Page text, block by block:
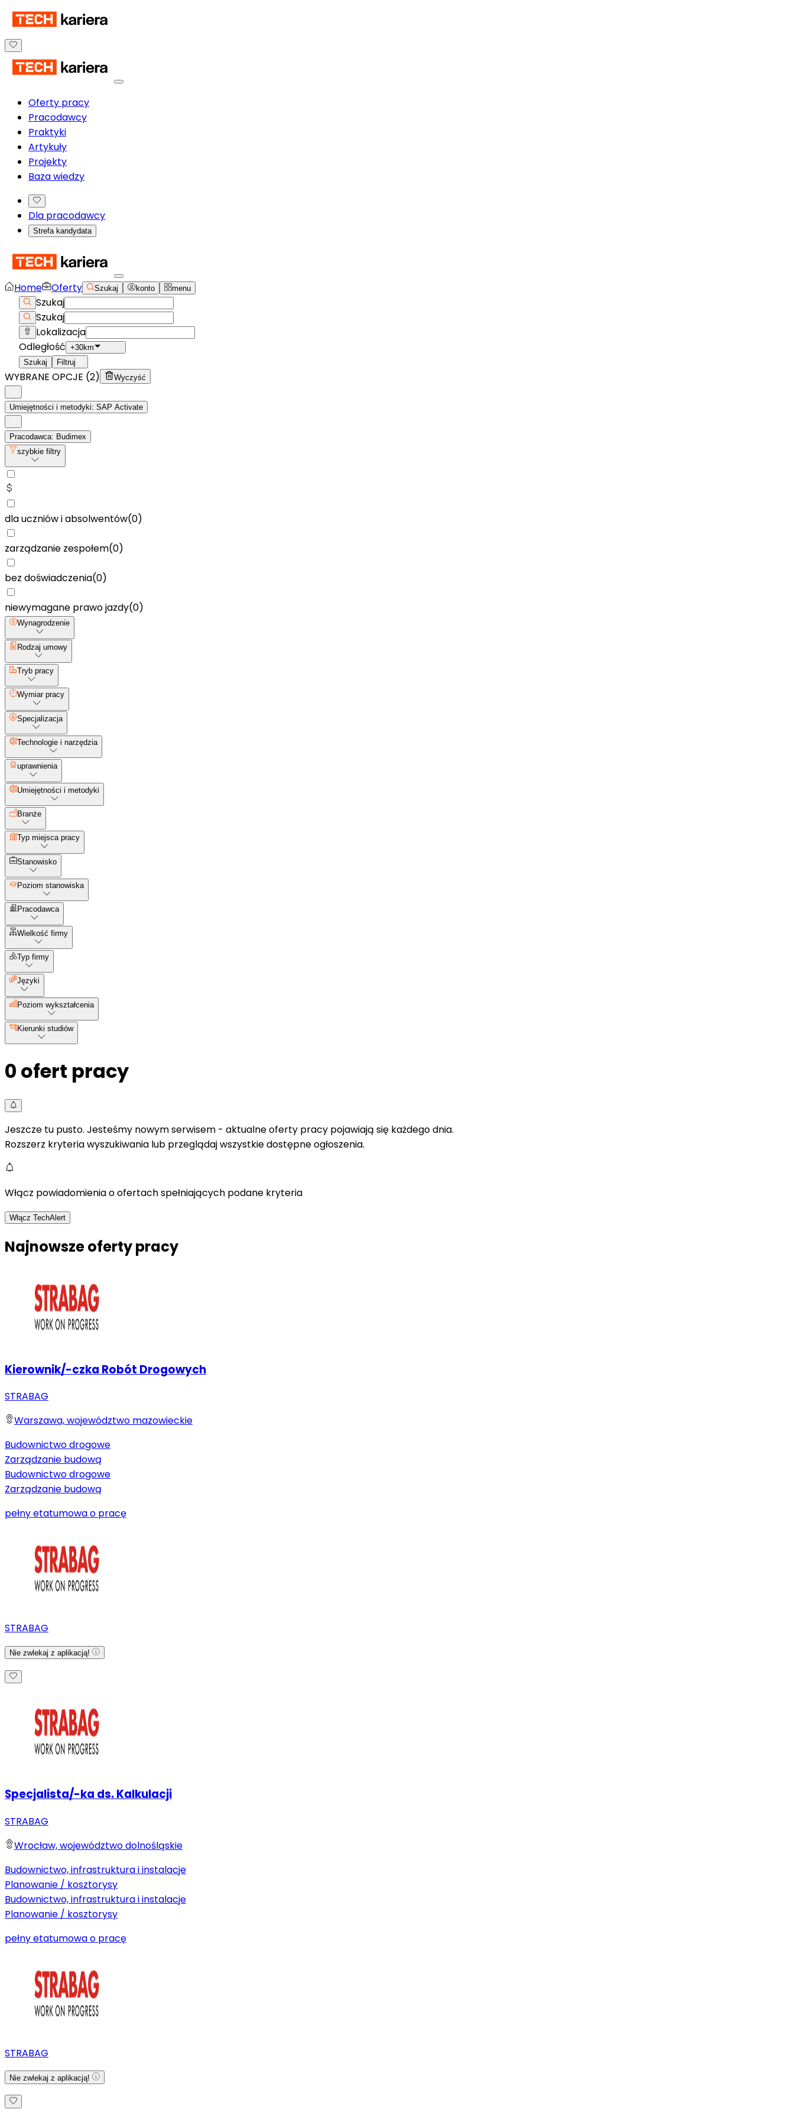
Oferty pracy
Pracodawcy
Praktyki
Artykuły
Projekty
Baza wiedzy
Dla pracodawcy
Strefa kandydata
Home Oferty Szukaj konto menu
Szukaj
Szukaj
Lokalizacja
Odległość +30km
Szukaj
Filtruj
WYBRANE OPCJE (2) Wyczyść
Umiejętności i metodyki: SAP Activate
Pracodawca: Budimex
szybkie filtry
dla uczniów i absolwentów(0)
zarządzanie zespołem(0)
bez doświadczenia(0)
niewymagane prawo jazdy(0)
Wynagrodzenie
Rodzaj umowy
Tryb pracy
Wymiar pracy
Specjalizacja
Technologie i narzędzia
uprawnienia
Umiejętności i metodyki
Branże
Typ miejsca pracy
Stanowisko
Poziom stanowiska
Pracodawca
Wielkość firmy
Typ firmy
Języki
Poziom wykształcenia
Kierunki studiów
0 ofert pracy
Jeszcze tu pusto. Jesteśmy nowym serwisem - aktualne oferty pracy pojawiają się każdego dnia.
Rozszerz kryteria wyszukiwania lub przeglądaj wszystkie dostępne ogłoszenia.
Włącz powiadomienia o ofertach spełniających podane kryteria
Włącz TechAlert
Najnowsze oferty pracy
Kierownik/-czka Robót Drogowych
STRABAG
Warszawa, województwo mazowieckie
Budownictwo drogowe
Zarządzanie budową
Budownictwo drogowe
Zarządzanie budową
pełny etatumowa o pracę
STRABAG
Nie zwlekaj z aplikacją!
Specjalista/-ka ds. Kalkulacji
STRABAG
Wrocław, województwo dolnośląskie
Budownictwo, infrastruktura i instalacje
Planowanie / kosztorysy
Budownictwo, infrastruktura i instalacje
Planowanie / kosztorysy
pełny etatumowa o pracę
STRABAG
Nie zwlekaj z aplikacją!